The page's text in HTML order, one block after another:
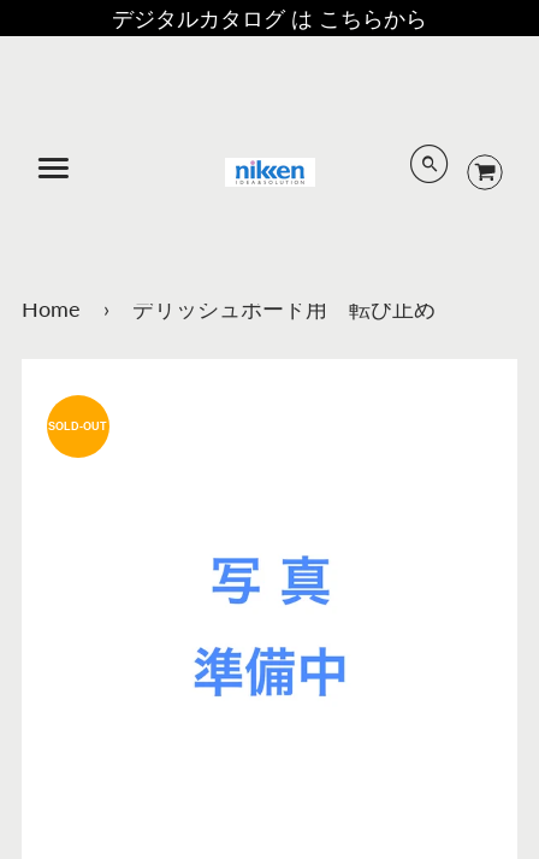
デジタルカタログ は こちらから
Home › デリッシュボード用 転び止め
SOLD-OUT